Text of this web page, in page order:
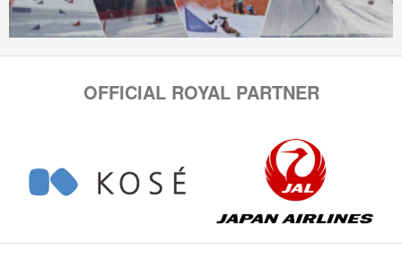
OFFICIAL ROYAL PARTNER